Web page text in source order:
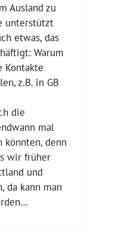
Ausland zu
unterstützt
etwas, das
Warum
Kontakte
z.B. in GB
die
mal
könnten, denn
wir früher
und
da kann man